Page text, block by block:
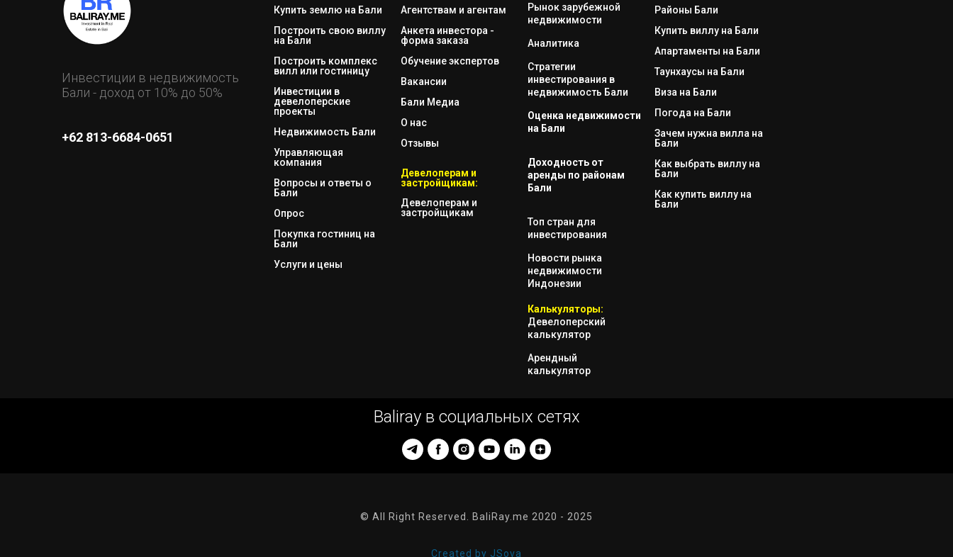
Инвестиции в недвижимость
Бали - доход от 10% до 50%
+62 813-6684-0651
Купить землю на Бали
Построить свою виллу
на Бали
Построить комплекс
вилл или гостиницу
Инвестиции в
девелоперские
проекты
Недвижимость Бали
Управляющая
компания
Вопросы и ответы о
Бали
Опрос
Покупка гостиниц на
Бали
Услуги и цены
Агентствам и агентам
Анкета инвестора -
форма заказа
Обучение экспертов
Вакансии
Бали Медиа
О нас
Отзывы
Девелоперам и
застройщикам:
Девелоперам и
застройщикам
Рынок зарубежной
недвижимости
Аналитика
Стратегии
инвестирования в
недвижимость Бали
Оценка недвижимости
на Бали
Доходность от
аренды по районам
Бали
Топ стран для
инвестирования
Новости рынка
недвижимости
Индонезии
Калькуляторы:
Девелоперский
калькулятор
Арендный
калькулятор
Районы Бали
Купить виллу на Бали
Апартаменты на Бали
Таунхаусы на Бали
Виза на Бали
Погода на Бали
Зачем нужна вилла на
Бали
Как выбрать виллу на
Бали
Как купить виллу на
Бали
Baliray в социальных сетях
© All Right Reserved. BaliRay.me 2020 - 2025
Created by JSova